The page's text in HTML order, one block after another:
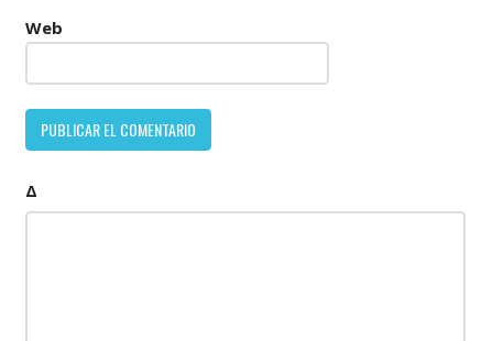
Web
Δ